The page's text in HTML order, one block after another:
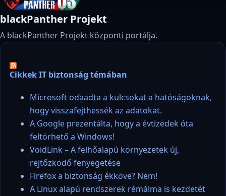
blackPanther Projekt
A blackPanther Projekt központi portálja.
Cikkek IT biztonság témában
Microsoft odaadta a kulcsokat a hatóságoknak,
hogy visszafejthessék az adatokat.
A Google prezentálta, hogy a évtizedek óta
feltörhető a Windows!
VoidLink – A felhőalapú környezetek új,
rejtőzködő fenyegetése
Firefox a biztonság ékköve? Nem!
A Linux alapú rendszerek rémálma is kezdetét